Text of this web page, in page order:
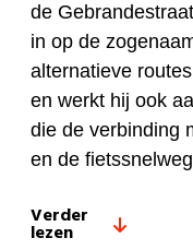
de
in op de
alternatieve
en werkt hij ook
die de verbinding
en de
Verder
lezen